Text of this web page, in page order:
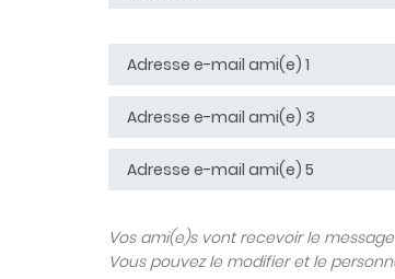
Vos ami(e)s vont recevoir le
Vous pouvez le modifier et le